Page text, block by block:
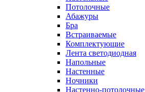
Потолочные
Абажуры
Бра
Встраиваемые
Комплектующие
Лента светодиодная
Напольные
Настенные
Ночники
Настенно-потолочные